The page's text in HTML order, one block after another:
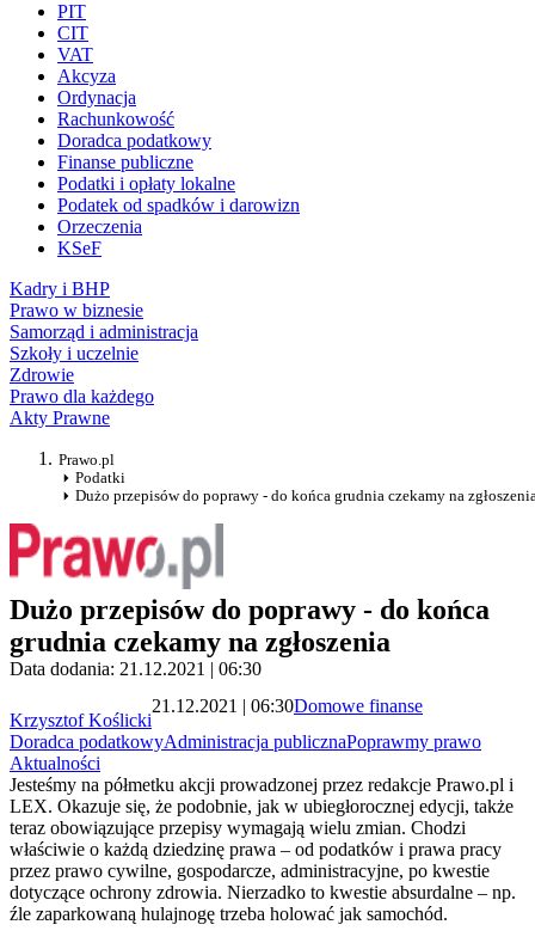
PIT
CIT
VAT
Akcyza
Ordynacja
Rachunkowość
Doradca podatkowy
Finanse publiczne
Podatki i opłaty lokalne
Podatek od spadków i darowizn
Orzeczenia
KSeF
Kadry i BHP
Prawo w biznesie
Samorząd i administracja
Szkoły i uczelnie
Zdrowie
Prawo dla każdego
Akty Prawne
Prawo.pl
Podatki
Dużo przepisów do poprawy - do końca grudnia czekamy na
Dużo przepisów do poprawy - do końca
grudnia czekamy na zgłoszenia
Data dodania: 21.12.2021 | 06:30
Krzysztof Koślicki
21.12.2021 | 06:30Domowe finanse
Doradca podatkowyAdministracja publicznaPoprawmy prawo
Aktualności
Jesteśmy na półmetku akcji prowadzonej przez redakcje Prawo.pl i
LEX. Okazuje się, że podobnie, jak w ubiegłorocznej edycji, także
teraz obowiązujące przepisy wymagają wielu zmian. Chodzi
właściwie o każdą dziedzinę prawa – od podatków i prawa pracy
przez prawo cywilne, gospodarcze, administracyjne, po kwestie
dotyczące ochrony zdrowia. Nierzadko to kwestie absurdalne – np.
źle zaparkowaną hulajnogę trzeba holować jak samochód.